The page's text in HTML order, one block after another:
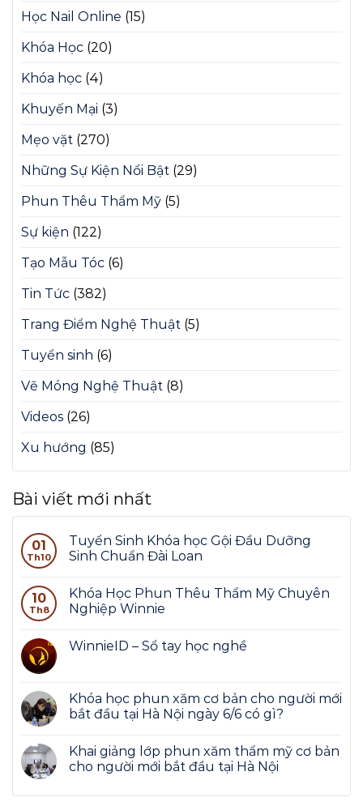
Học Nail Online (15)
Khóa Học (20)
Khóa học (4)
Khuyến Mại (3)
Mẹo vặt (270)
Những Sự Kiện Nổi Bật (29)
Phun Thêu Thẩm Mỹ (5)
Sự kiện (122)
Tạo Mẫu Tóc (6)
Tin Tức (382)
Trang Điểm Nghệ Thuật (5)
Tuyển sinh (6)
Vẽ Móng Nghệ Thuật (8)
Videos (26)
Xu hướng (85)
Bài viết mới nhất
01
Th10
Tuyển Sinh Khóa học Gội Đầu Dưỡng
Sinh Chuẩn Đài Loan
10
Th8
Khóa Học Phun Thêu Thẩm Mỹ Chuyên
Nghiệp Winnie
WinnieID – Sổ tay học nghề
Khóa học phun xăm cơ bản cho người mới
bắt đầu tại Hà Nội ngày 6/6 có gì?
Khai giảng lớp phun xăm thẩm mỹ cơ bản
cho người mới bắt đầu tại Hà Nội